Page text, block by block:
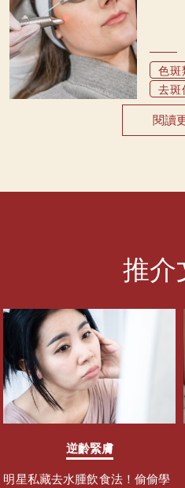
色斑
去斑
閱讀
推介
逆齡緊膚
明星私藏去水腫飲食法！偷偷學